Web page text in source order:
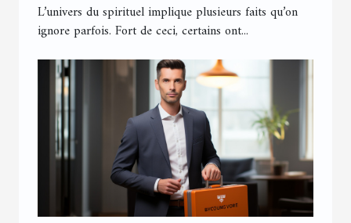
L’univers du spirituel implique plusieurs faits qu’on
ignore parfois. Fort de ceci, certains ont...